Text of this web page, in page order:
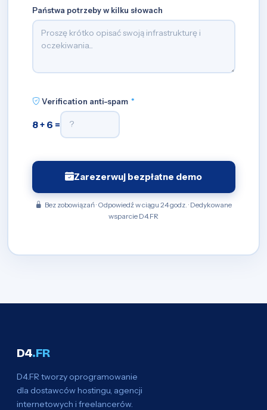
Państwa potrzeby w kilku słowach
Verification anti-spam *
8 + 6 =
Zarezerwuj bezpłatne demo
Bez zobowiązań · Odpowiedź w ciągu 24 godz. · Dedykowane
wsparcie D4.FR
D4.FR
D4.FR tworzy oprogramowanie
dla dostawców hostingu, agencji
internetowych i freelancerów.